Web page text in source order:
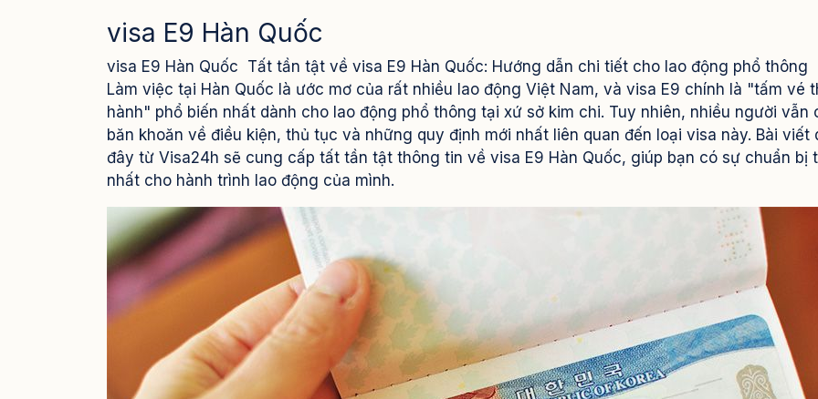
visa E9 Hàn Quốc
visa E9 Hàn Quốc Tất tần tật về visa E9 Hàn Quốc: Hướng dẫn chi tiết cho lao động phổ thông
Làm việc tại Hàn Quốc là ước mơ của rất nhiều lao động Việt Nam, và visa E9 chính là "tấm vé
hành" phổ biến nhất dành cho lao động phổ thông tại xứ sở kim chi. Tuy nhiên, nhiều người vẫn
băn khoăn về điều kiện, thủ tục và những quy định mới nhất liên quan đến loại visa này. Bài viết
đây từ Visa24h sẽ cung cấp tất tần tật thông tin về visa E9 Hàn Quốc, giúp bạn có sự chuẩn bị
nhất cho hành trình lao động của mình.